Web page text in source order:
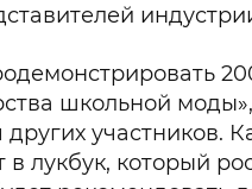
школьной
участников.
лукбук, который